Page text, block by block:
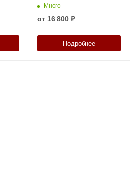
Много
от 16 800 ₽
Подробнее